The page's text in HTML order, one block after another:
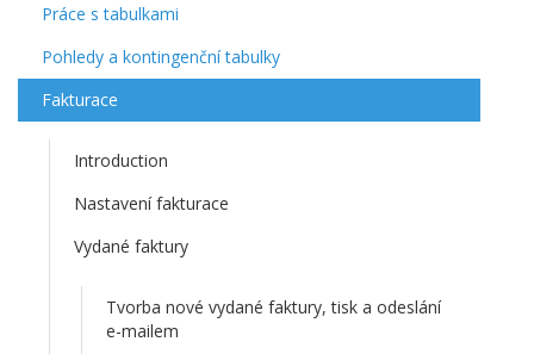
Práce s tabulkami
Pohledy a kontingenční tabulky
Fakturace
Introduction
Nastavení fakturace
Vydané faktury
Tvorba nové vydané faktury, tisk a odeslání
e-mailem